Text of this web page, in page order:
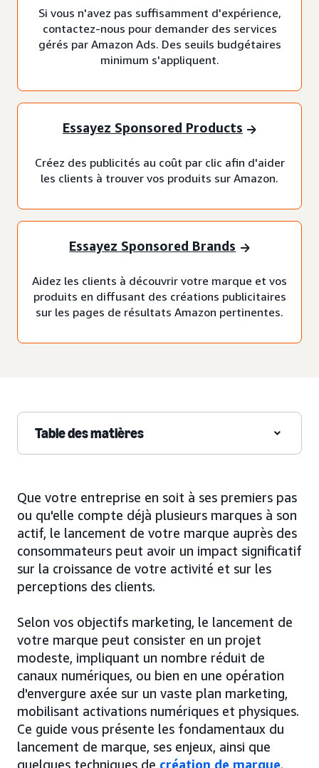
Si vous n'avez pas suffisamment d'expérience,
contactez-nous pour demander des services
gérés par Amazon Ads. Des seuils budgétaires
minimum s'appliquent.
Essayez Sponsored Products
Créez des publicités au coût par clic afin d'aider
les clients à trouver vos produits sur Amazon.
Essayez Sponsored Brands
Aidez les clients à découvrir votre marque et vos
produits en diffusant des créations publicitaires
sur les pages de résultats Amazon pertinentes.
Table des matières
Que votre entreprise en soit à ses premiers pas
ou qu'elle compte déjà plusieurs marques à son
actif, le lancement de votre marque auprès des
consommateurs peut avoir un impact significatif
sur la croissance de votre activité et sur les
perceptions des clients.
Selon vos objectifs marketing, le lancement de
votre marque peut consister en un projet
modeste, impliquant un nombre réduit de
canaux numériques, ou bien en une opération
d'envergure axée sur un vaste plan marketing,
mobilisant activations numériques et physiques.
Ce guide vous présente les fondamentaux du
lancement de marque, ses enjeux, ainsi que
quelques techniques de création de marque.